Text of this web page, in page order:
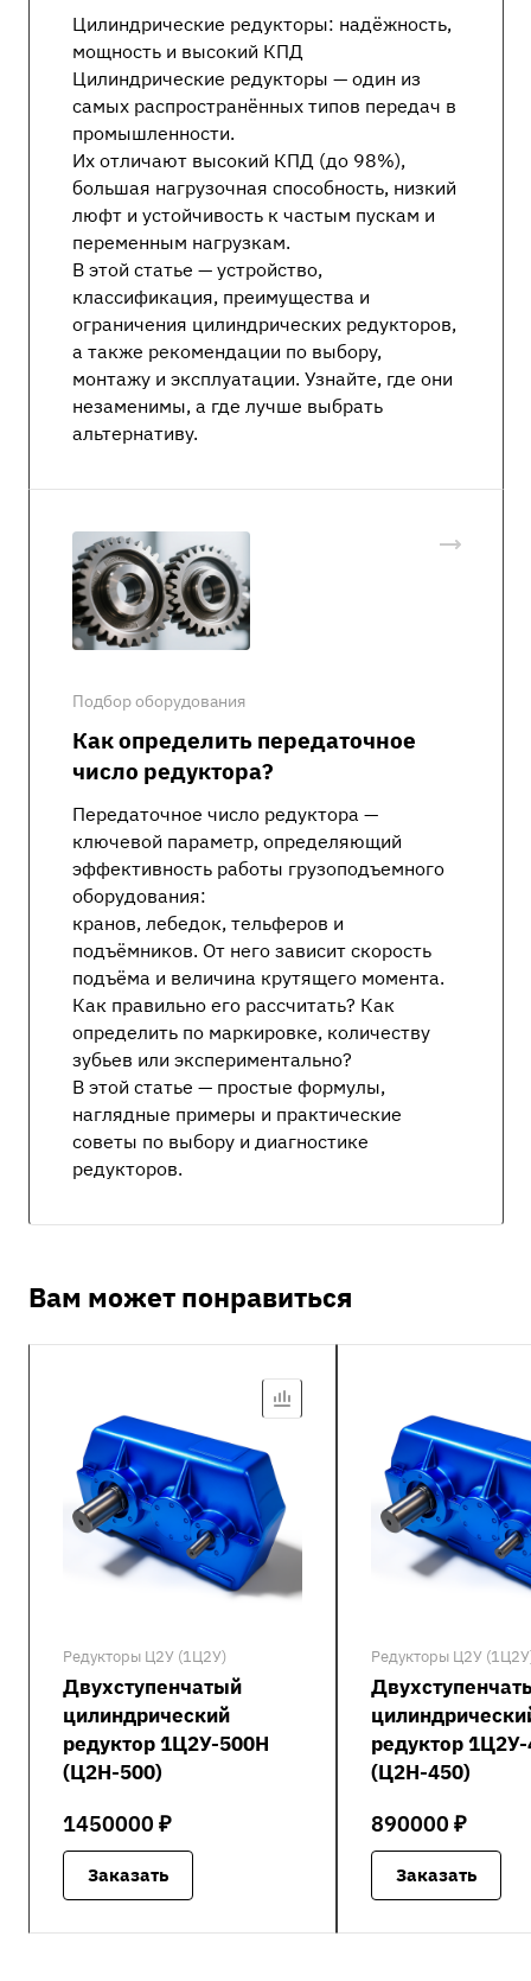
Цилиндрические редукторы: надёжность,
мощность и высокий КПД
Цилиндрические редукторы — один из
самых распространённых типов передач в
промышленности.
Их отличают высокий КПД (до 98%),
большая нагрузочная способность, низкий
люфт и устойчивость к частым пускам и
переменным нагрузкам.
В этой статье — устройство,
классификация, преимущества и
ограничения цилиндрических редукторов,
а также рекомендации по выбору,
монтажу и эксплуатации. Узнайте, где они
незаменимы, а где лучше выбрать
альтернативу.
Подбор оборудования
Как определить передаточное
число редуктора?
Передаточное число редуктора —
ключевой параметр, определяющий
эффективность работы грузоподъемного
оборудования:
кранов, лебедок, тельферов и
подъёмников. От него зависит скорость
подъёма и величина крутящего момента.
Как правильно его рассчитать? Как
определить по маркировке, количеству
зубьев или экспериментально?
В этой статье — простые формулы,
наглядные примеры и практические
советы по выбору и диагностике
редукторов.
Вам может понравиться
Редукторы Ц2У (1Ц2У)
Двухступенчатый
цилиндрический
редуктор 1Ц2У-500Н
(Ц2Н-500)
1450000 ₽
Заказать
Редукторы Ц2У
редуктор
(Ц2Н-450)
890000 ₽
Заказать